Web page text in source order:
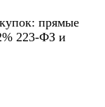
прямые
223-ФЗ и